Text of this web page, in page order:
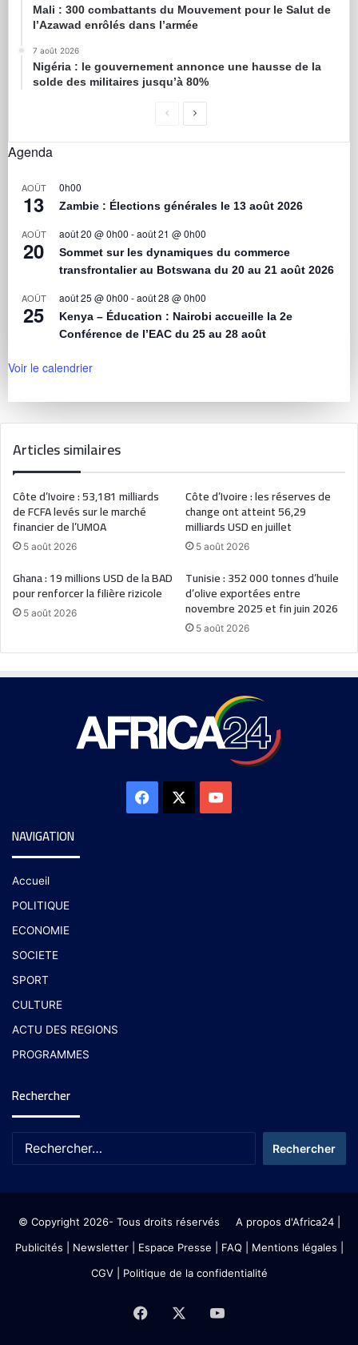
Mali : 300 combattants du Mouvement pour le Salut de
l’Azawad enrôlés dans l’armée
7 août 2026
Nigéria : le gouvernement annonce une hausse de la
solde des militaires jusqu’à 80%
Agenda
AOÛT
13
0h00
Zambie : Élections générales le 13 août 2026
AOÛT
20
août 20 @ 0h00 -août 21 @ 0h00
Sommet sur les dynamiques du commerce
transfrontalier au Botswana du 20 au 21 août 2026
AOÛT
25
août 25 @ 0h00 -août 28 @ 0h00
Kenya – Éducation : Nairobi accueille la 2e
Conférence de l’EAC du 25 au 28 août
Voir le calendrier
Articles similaires
Côte d’Ivoire : 53,181 milliards
de FCFA levés sur le marché
financier de l’UMOA
5 août 2026
Côte d’Ivoire : les réserves de
change ont atteint 56,29
milliards USD en juillet
5 août 2026
Ghana : 19 millions USD de la BAD
pour renforcer la filière rizicole
5 août 2026
Tunisie : 352 000 tonnes d’huile
d’olive exportées entre
novembre 2025 et fin juin 2026
5 août 2026
NAVIGATION
Accueil
POLITIQUE
ECONOMIE
SOCIETE
SPORT
CULTURE
ACTU DES REGIONS
PROGRAMMES
Rechercher
© Copyright 2026- Tous droits réservés A propos d'Africa24|
Publicités
Newsletter| Espace Presse | FAQ | Mentions légales
CGV| Politique de la confidentialité